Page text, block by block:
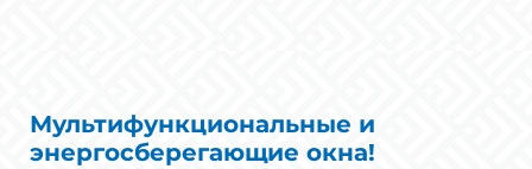
Мультифункциональные и
энергосберегающие окна!